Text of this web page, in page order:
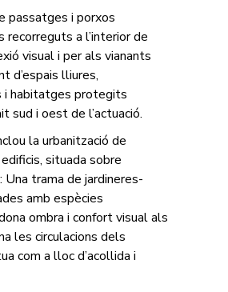
passatges i porxos
recorreguts a l’interior de
visual i per als vianants
d’espais lliures,
i habitatges protegits
sud i oest de l’actuació.
la urbanització de
situada sobre
Una trama de jardineres-
amb espècies
ombra i confort visual als
les circulacions dels
com a lloc d’acollida i